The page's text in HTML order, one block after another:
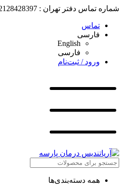
شماره تماس دفتر تهران : 02128428397
تماس
فارسی
English
فارسی
ورود / ثبت‌نام
همه دسته‌بندی‌ها